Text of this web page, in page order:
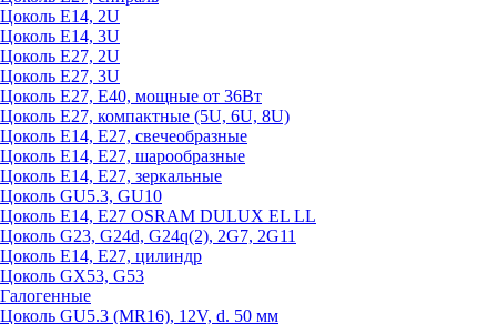
Цоколь Е14, 2U
Цоколь Е14, 3U
Цоколь Е27, 2U
Цоколь Е27, 3U
Цоколь Е27, Е40, мощные от 36Вт
Цоколь Е27, компактные (5U, 6U, 8U)
Цоколь Е14, Е27, свечеобразные
Цоколь Е14, Е27, шарообразные
Цоколь Е14, Е27, зеркальные
Цоколь GU5.3, GU10
Цоколь Е14, Е27 OSRAM DULUX EL LL
Цоколь G23, G24d, G24q(2), 2G7, 2G11
Цоколь Е14, Е27, цилиндр
Цоколь GX53, G53
Галогенные
Цоколь GU5.3 (MR16), 12V, d. 50 мм